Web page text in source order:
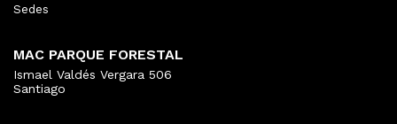
Sedes
MAC PARQUE FORESTAL
Ismael Valdés Vergara 506
Santiago